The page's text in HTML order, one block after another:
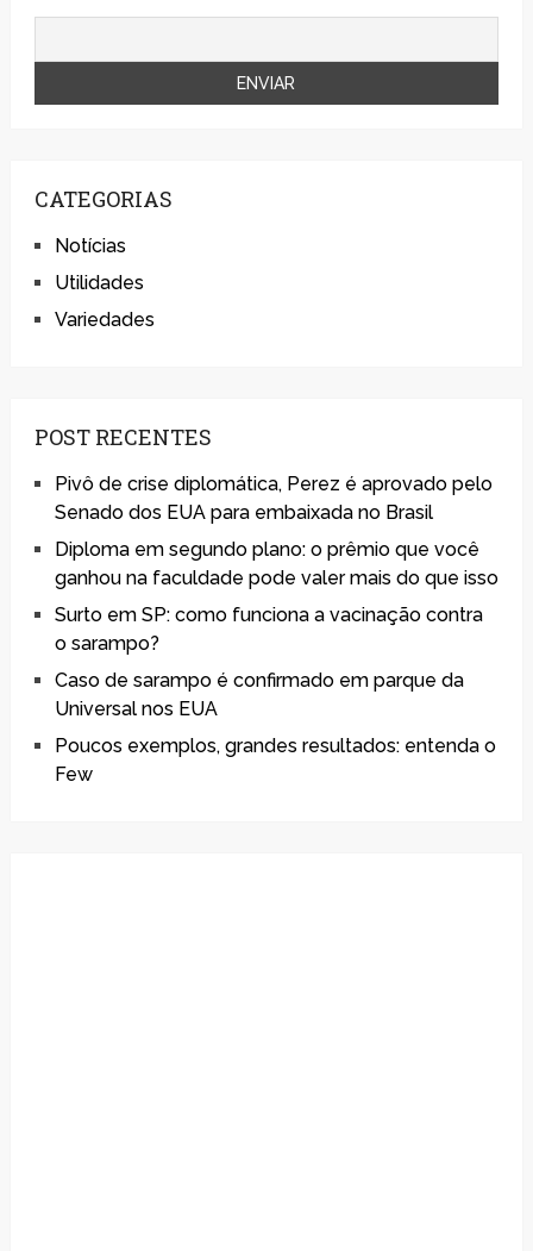
CATEGORIAS
Notícias
Utilidades
Variedades
POST RECENTES
Pivô de crise diplomática, Perez é aprovado pelo
Senado dos EUA para embaixada no Brasil
Diploma em segundo plano: o prêmio que você
ganhou na faculdade pode valer mais do que isso
Surto em SP: como funciona a vacinação contra
o sarampo?
Caso de sarampo é confirmado em parque da
Universal nos EUA
Poucos exemplos, grandes resultados: entenda o
Few